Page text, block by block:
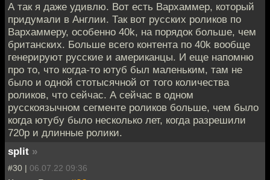
А так я даже удивлю. Вот есть Вархаммер, который
придумали в Англии. Так вот русских роликов по
Вархаммеру, особенно 40k, на порядок больше, чем
британских. Больше всего контента по 40k вообще
генерируют русские и американцы. И еще напомню
про то, что когда-то ютуб был маленьким, там не
было и одной стотысячной от того количества
роликов, что сейчас. А сейчас в одном
русскоязычном сегменте роликов больше, чем было
когда ютубу было несколько лет, когда разрешили
720p и длинные ролики.
split »
#30 | 06.07.22 09:36